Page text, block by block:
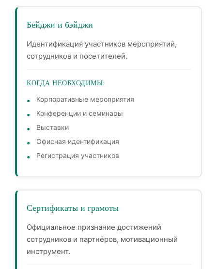
Бейджи и бэйджи
Идентификация участников мероприятий,
сотрудников и посетителей.
КОГДА НЕОБХОДИМЫ:
Корпоративные мероприятия
Конференции и семинары
Выставки
Офисная идентификация
Регистрация участников
Сертификаты и грамоты
Официальное признание достижений
сотрудников и партнёров, мотивационный
инструмент.